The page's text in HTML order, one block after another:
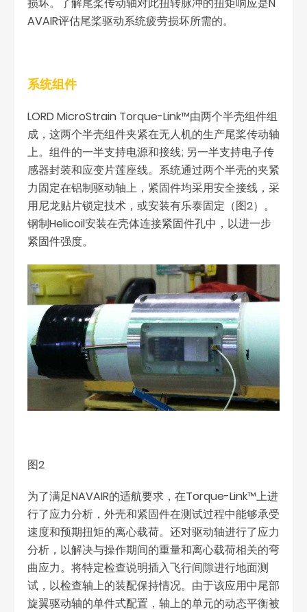
AVAIR评估尾桨驱动系统疲劳损坏所需的。
系统组件
LORD MicroStrain Torque-Link™由两个半壳组件组
成，这两个半壳组件夹紧在无人机的生产尾桨传动轴
上。组件的一半支持电源和接线; 另一半支持电子传
感器封装和应变片莲座线。系统通过两个半壳的夹紧
力固定在铝制驱动轴上，紧固件均采用安全接线，采
用尼龙贴片锁定技术，或安装有乐泰固定（图2）。
钢制Helicoil安装在壳体连接紧固件孔中，以进一步
紧固件强度。
图2
为了满足NAVAIR的适航要求，在Torque-Link™上进
行了应力分析，外壳和紧固件在测试过程中能够承受
速度和预期扭矩的离心载荷。还对驱动轴进行了应力
分析，以解决与操作期间的重量和离心载荷相关的弯
曲应力。将特定检查说明插入飞行间隙进行地面测
试，以检查轴上的装配保持情况。由于该应用中尾部
旋翼驱动轴的单件式配置，轴上的单元的动态平衡被